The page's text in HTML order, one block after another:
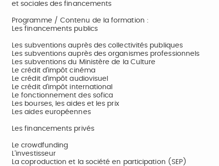
et sociales des financements
Programme / Contenu de la formation :
Les financements publics
Les subventions auprès des collectivités publiques
Les subventions auprès des organismes professionnels
Les subventions du Ministère de la Culture
Le crédit d’impôt cinéma
Le crédit d’impôt audiovisuel
Le crédit d’impôt international
Le fonctionnement des sofica
Les bourses, les aides et les prix
Les aides européennes
Les financements privés
Le crowdfunding
L’investisseur
La coproduction et la société en participation (SEP)